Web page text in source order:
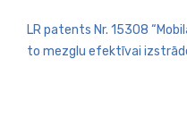
LR patents Nr. 15308
to mezglu efektīvai